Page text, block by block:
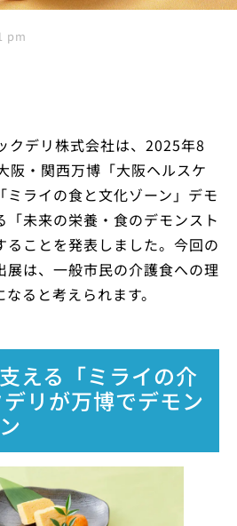
pm
クデリ株式会社は、2025年8
阪・関西万博「大阪ヘルスケ
ミライの食と文化ゾーン」デモ
「未来の栄養・食のデモンスト
ることを発表しました。今回の
展は、一般市民の介護食への理
ると考えられます。
える「ミライの介
リが万博でデモン